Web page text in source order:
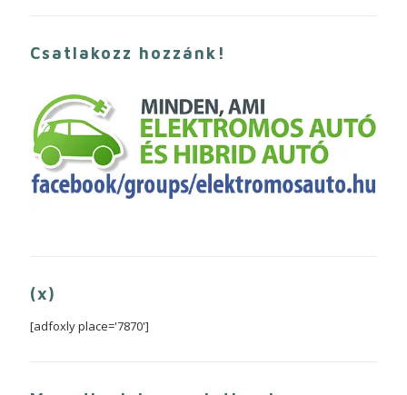
Csatlakozz hozzánk!
(x)
[adfoxly place='7870']